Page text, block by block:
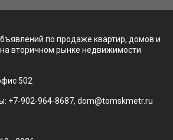
по продаже квартир, домов и
вторичном рынке недвижимости
502
+7-902-964-8687, dom@tomskmetr.ru